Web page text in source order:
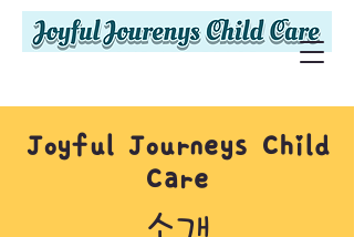
Joyful Journeys Child
Care
소개